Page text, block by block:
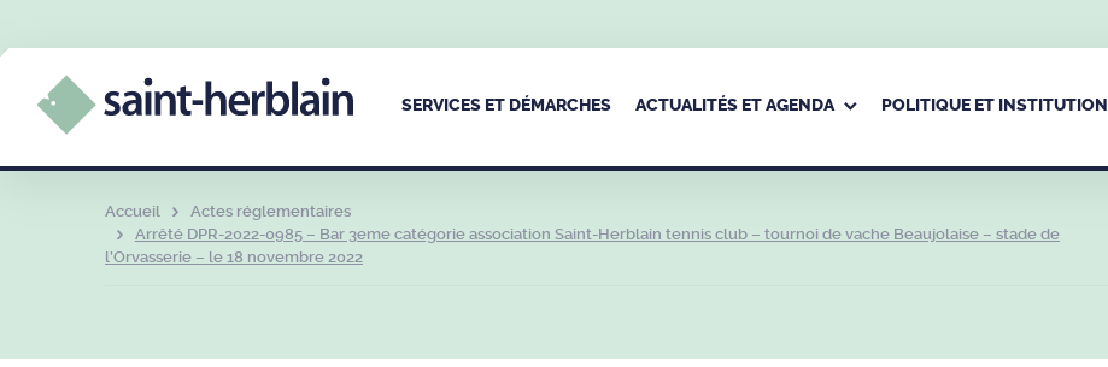
SERVICES ET DÉMARCHES ACTUALITÉS ET AGENDA POLITIQUE ET INSTITUTION
Accueil
Actes réglementaires
Arrêté DPR-2022-0985 – Bar 3eme catégorie association Saint-Herblain tennis club – tournoi de vache Beaujolaise – stade de
l’Orvasserie – le 18 novembre 2022